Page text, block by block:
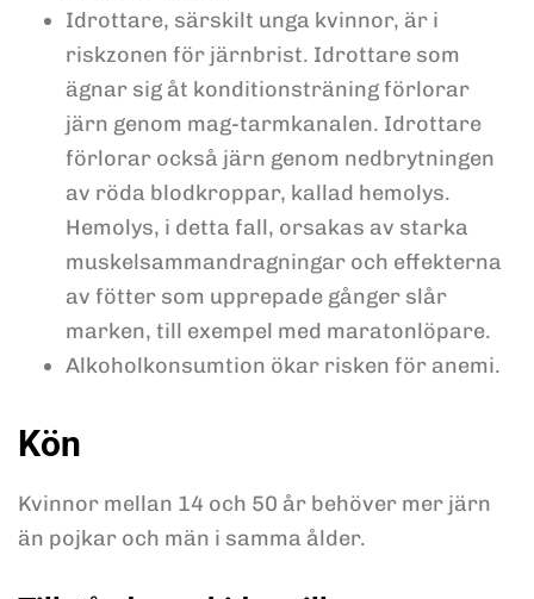
Idrottare, särskilt unga kvinnor, är i
riskzonen för järnbrist. Idrottare som
ägnar sig åt konditionsträning förlorar
järn genom mag-tarmkanalen. Idrottare
förlorar också järn genom nedbrytningen
av röda blodkroppar, kallad hemolys.
Hemolys, i detta fall, orsakas av starka
muskelsammandragningar och effekterna
av fötter som upprepade gånger slår
marken, till exempel med maratonlöpare.
Alkoholkonsumtion ökar risken för anemi.
Kön
Kvinnor mellan 14 och 50 år behöver mer järn
än pojkar och män i samma ålder.